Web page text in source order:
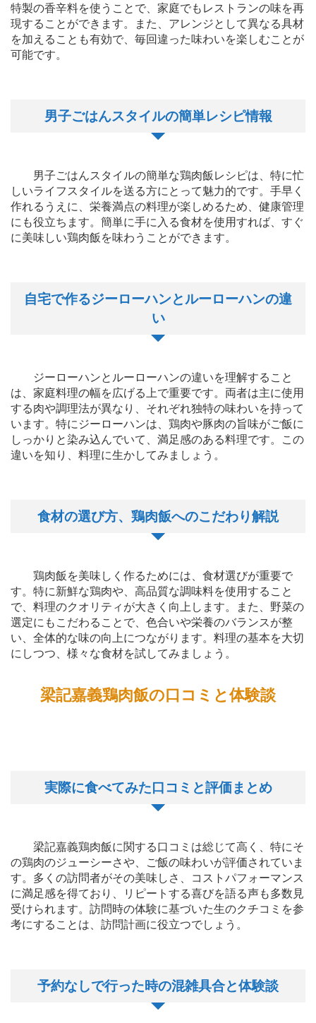
特製の香辛料を使うことで、家庭でもレストランの味を再
現することができます。また、アレンジとして異なる具材
を加えることも有効で、毎回違った味わいを楽しむことが
可能です。
男子ごはんスタイルの簡単レシピ情報
男子ごはんスタイルの簡単な鶏肉飯レシピは、特に忙
しいライフスタイルを送る方にとって魅力的です。手早く
作れるうえに、栄養満点の料理が楽しめるため、健康管理
にも役立ちます。簡単に手に入る食材を使用すれば、すぐ
に美味しい鶏肉飯を味わうことができます。
自宅で作るジーローハンとルーローハンの違
い
ジーローハンとルーローハンの違いを理解すること
は、家庭料理の幅を広げる上で重要です。両者は主に使用
する肉や調理法が異なり、それぞれ独特の味わいを持って
います。特にジーローハンは、鶏肉や豚肉の旨味がご飯に
しっかりと染み込んでいて、満足感のある料理です。この
違いを知り、料理に生かしてみましょう。
食材の選び方、鶏肉飯へのこだわり解説
鶏肉飯を美味しく作るためには、食材選びが重要で
す。特に新鮮な鶏肉や、高品質な調味料を使用すること
で、料理のクオリティが大きく向上します。また、野菜の
選定にもこだわることで、色合いや栄養のバランスが整
い、全体的な味の向上につながります。料理の基本を大切
にしつつ、様々な食材を試してみましょう。
梁記嘉義鶏肉飯の口コミと体験談
実際に食べてみた口コミと評価まとめ
梁記嘉義鶏肉飯に関する口コミは総じて高く、特にそ
の鶏肉のジューシーさや、ご飯の味わいが評価されていま
す。多くの訪問者がその美味しさ、コストパフォーマンス
に満足感を得ており、リピートする喜びを語る声も多数見
受けられます。訪問時の体験に基づいた生のクチコミを参
考にすることは、訪問計画に役立つでしょう。
予約なしで行った時の混雑具合と体験談